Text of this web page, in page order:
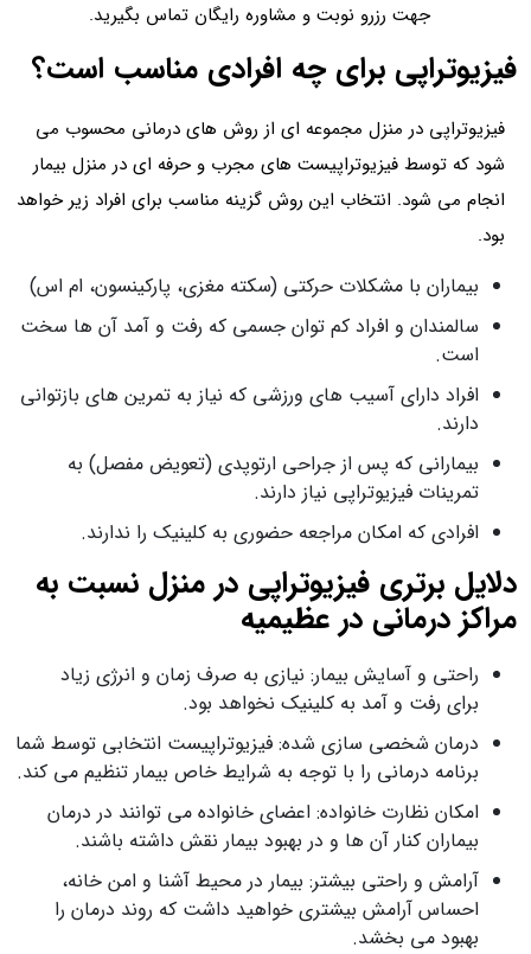
جهت رزرو نوبت و مشاوره رایگان تماس بگیرید.
فیزیوتراپی برای چه افرادی مناسب است؟
فیزیوتراپی در منزل مجموعه ای از روش‌ های درمانی محسوب می
شود که توسط فیزیوتراپیست های مجرب و حرفه ‌ای در منزل بیمار
انجام می‌ شود. انتخاب این روش گزینه مناسب برای افراد زیر خواهد
بود.
بیماران با مشکلات حرکتی (سکته مغزی، پارکینسون، ام‌ اس)
سالمندان و افراد کم‌ توان جسمی که رفت‌ و آمد آن ها سخت
است.
افراد دارای آسیب ‌های ورزشی که نیاز به تمرین‌ های بازتوانی
دارند.
بیمارانی که پس از جراحی ارتوپدی (تعویض مفصل) به
تمرینات فیزیوتراپی نیاز دارند.
افرادی که امکان مراجعه حضوری به کلینیک را ندارند.
دلایل برتری فیزیوتراپی در منزل نسبت به
مراکز درمانی در عظیمیه
راحتی و آسایش بیمار: نیازی به صرف زمان و انرژی زیاد
برای رفت و آمد به کلینیک نخواهد بود.
درمان شخصی‌ سازی شده: فیزیوتراپیست انتخابی توسط شما
برنامه درمانی را با توجه به شرایط خاص بیمار تنظیم می‌ کند.
امکان نظارت خانواده: اعضای خانواده می‌ توانند در درمان
بیماران کنار آن ها و در بهبود بیمار نقش داشته باشند.
آرامش و راحتی بیشتر: بیمار در محیط آشنا و امن خانه،
احساس آرامش بیشتری خواهید داشت که روند درمان را
بهبود می‌ بخشد.